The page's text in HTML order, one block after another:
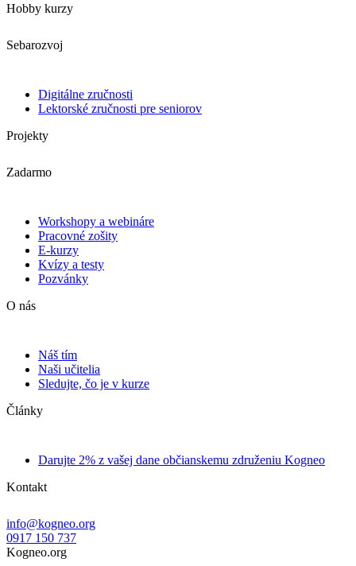
Hobby kurzy
Sebarozvoj
Digitálne zručnosti
Lektorské zručnosti pre seniorov
Projekty
Zadarmo
Workshopy a webináre
Pracovné zošity
E-kurzy
Kvízy a testy
Pozvánky
O nás
Náš tím
Naši učitelia
Sledujte, čo je v kurze
Články
Darujte 2% z vašej dane občianskemu združeniu Kogneo
Kontakt
info@kogneo.org
0917 150 737
Kogneo.org